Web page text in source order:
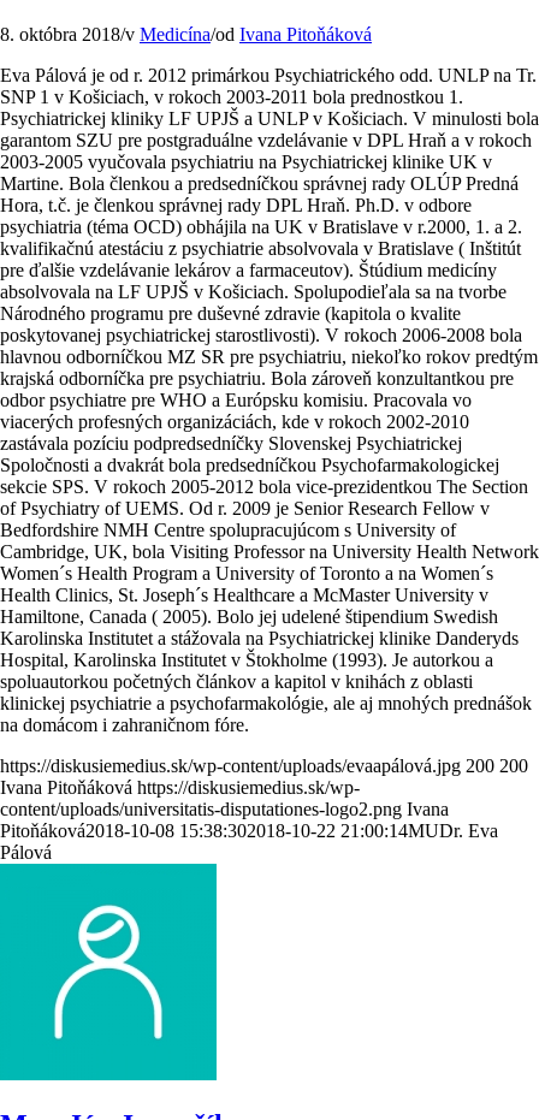
8. októbra 2018/v Medicína/od Ivana Pitoňáková
Eva Pálová je od r. 2012 primárkou Psychiatrického odd. UNLP na Tr.
SNP 1 v Košiciach, v rokoch 2003-2011 bola prednostkou 1.
Psychiatrickej kliniky LF UPJŠ a UNLP v Košiciach. V minulosti bola
garantom SZU pre postgraduálne vzdelávanie v DPL Hraň a v rokoch
2003-2005 vyučovala psychiatriu na Psychiatrickej klinike UK v
Martine. Bola členkou a predsedníčkou správnej rady OLÚP Predná
Hora, t.č. je členkou správnej rady DPL Hraň. Ph.D. v odbore
psychiatria (téma OCD) obhájila na UK v Bratislave v r.2000, 1. a 2.
kvalifikačnú atestáciu z psychiatrie absolvovala v Bratislave ( Inštitút
pre ďalšie vzdelávanie lekárov a farmaceutov). Štúdium medicíny
absolvovala na LF UPJŠ v Košiciach. Spolupodieľala sa na tvorbe
Národného programu pre duševné zdravie (kapitola o kvalite
poskytovanej psychiatrickej starostlivosti). V rokoch 2006-2008 bola
hlavnou odborníčkou MZ SR pre psychiatriu, niekoľko rokov predtým
krajská odborníčka pre psychiatriu. Bola zároveň konzultantkou pre
odbor psychiatre pre WHO a Európsku komisiu. Pracovala vo
viacerých profesných organizáciách, kde v rokoch 2002-2010
zastávala pozíciu podpredsedníčky Slovenskej Psychiatrickej
Spoločnosti a dvakrát bola predsedníčkou Psychofarmakologickej
sekcie SPS. V rokoch 2005-2012 bola vice-prezidentkou The Section
of Psychiatry of UEMS. Od r. 2009 je Senior Research Fellow v
Bedfordshire NMH Centre spolupracujúcom s University of
Cambridge, UK, bola Visiting Professor na University Health Network
Women´s Health Program a University of Toronto a na Women´s
Health Clinics, St. Joseph´s Healthcare a McMaster University v
Hamiltone, Canada ( 2005). Bolo jej udelené štipendium Swedish
Karolinska Institutet a stážovala na Psychiatrickej klinike Danderyds
Hospital, Karolinska Institutet v Štokholme (1993). Je autorkou a
spoluautorkou početných článkov a kapitol v knihách z oblasti
klinickej psychiatrie a psychofarmakológie, ale aj mnohých prednášok
na domácom i zahraničnom fóre.
https://diskusiemedius.sk/wp-content/uploads/evaapálová.jpg 200 200
Ivana Pitoňáková https://diskusiemedius.sk/wp-
content/uploads/universitatis-disputationes-logo2.png Ivana
Pitoňáková2018-10-08 15:38:302018-10-22 21:00:14MUDr. Eva
Pálová